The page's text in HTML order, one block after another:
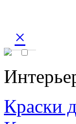
×
Краски